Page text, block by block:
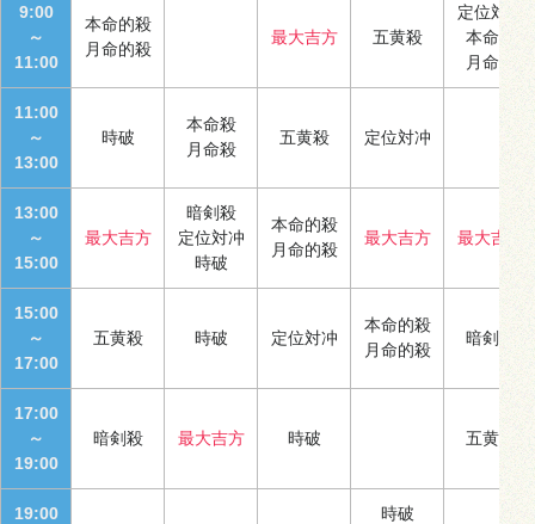
9:00
～
11:00
本命的殺
月命的殺
最大吉方 五黄殺
定位対冲
本命殺
月命殺
11:00
～
13:00
時破
本命殺
月命殺
五黄殺 定位対冲
13:00
～
15:00
最大吉方
暗剣殺
定位対冲
時破
本命的殺
月命的殺
最大吉方 最大吉方
15:00
～
17:00
五黄殺 時破 定位対冲
本命的殺
月命的殺
暗剣殺
17:00
～
19:00
暗剣殺 最大吉方 時破 五黄殺
19:00
時破